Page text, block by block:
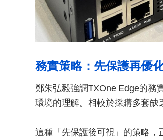
務實策略：先保護再優
鄭朱弘毅強調TXOne Edge的務
環境的理解。相較於採購多套缺
這種「先保護後可視」的策略，